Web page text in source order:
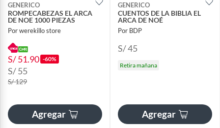
GENERICO
ROMPECABEZAS EL ARCA
DE NOE 1000 PIEZAS
Por werekillo store
S/ 51.90 -60%
S/ 55
S/ 129
Agregar
GENERICO
CUENTOS DE LA BIBLIA EL
ARCA DE NOÉ
Por BDP
S/ 45
Retira mañana
Agregar